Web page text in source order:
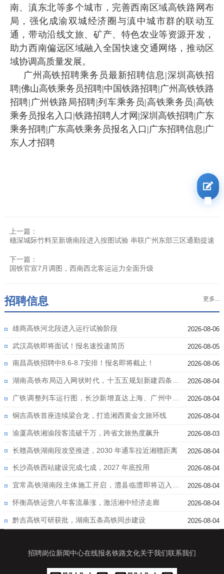
南、滇东北等多个城市，完善西南区域高铁路网布
局，强化成渝双城经济圈与滇中城市群的联动互
通，带动沿线文旅、矿产、特色农业等资源开发，
助力西南偏远区域融入全国快速交通网络，推动区
域协调高质量发展。
广州高铁招聘乘务员最新招聘信息|深圳高铁招
聘|佛山高铁乘务员招聘|中国铁路招聘|广州高铁铁路
招聘|广州铁路局招聘|列车乘务员|高铁乘务员|高铁
乘务员报名入口|铁路招聘人才网|深圳高铁招聘|广东
乘务招聘|广东高铁乘务员报名入口|广东招聘信息|广
东人才招聘
上一篇：
穗深城际竹料至新塘南段进入按图试验 串联广州东部三区通勤提速
下一篇：
国铁官宣7月调图，西南西北客运运力全面升级
更多...
招聘信息
雄商高铁河北段进入运行试验阶段 2026-08-06
武汉高铁即将面试！报名速投递简历 2026-08-05
南昌高铁招聘中8.6-8.7安排！报名即将截止！ 2026-08-06
湖南高铁布局迈入网状时代，十五五规划新建四条高
铁
2026-08-04
广铁调整列车运行图，长沙新增直达上海、广州中心
城区高铁
2026-08-04
铜吉高铁首座连续梁合龙，打造湘西黄金文旅环线 2026-08-04
渝厦高铁湘渝段客流破千万，跨省文旅热度飙升 2026-08-03
长赣高铁湖南段攻坚推进，2030 年通车拉近湘赣距离 2026-08-04
长沙高铁西站建设完成七成，2027 年底投用 2026-08-04
宜常高铁湖南段主体施工开启，澧县临澧即将迈入高
铁时代
2026-08-04
怀衡高铁运营八年客流暴涨，激活湘中经济走廊 2026-08-04
黔吉高铁可研获批，湖南五条高铁同步建设 2026-08-04
招聘岗位新闻中心在线报名铁路文化关于我们联系我们
我要报名